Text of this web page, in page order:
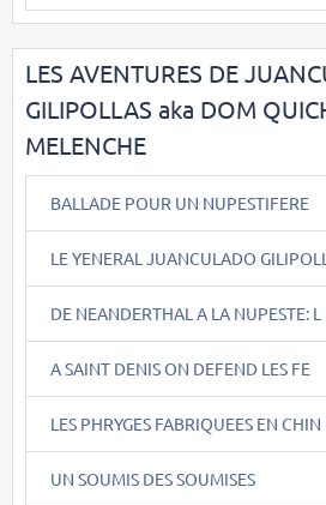
LES AVENTURES DE
GILIPOLLAS aka DOM
MELENCHE
BALLADE POUR UN NUPESTIFERE
LE YENERAL JUANCULADO GILIPOLL
DE NEANDERTHAL A LA NUPESTE: L
A SAINT DENIS ON DEFEND LES FE
LES PHRYGES FABRIQUEES EN CHIN
UN SOUMIS DES SOUMISES